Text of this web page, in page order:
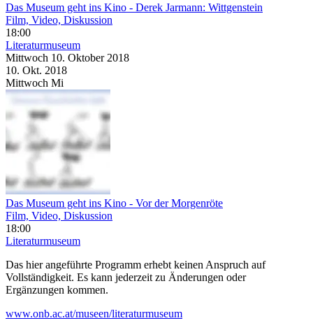
Das Museum geht ins Kino - Derek Jarmann: Wittgenstein
Film, Video, Diskussion
18:00
Literaturmuseum
Mittwoch 10. Oktober 2018
10. Okt. 2018
Mittwoch Mi
Das Museum geht ins Kino - Vor der Morgenröte
Film, Video, Diskussion
18:00
Literaturmuseum
Das hier angeführte Programm erhebt keinen Anspruch auf
Vollständigkeit. Es kann jederzeit zu Änderungen oder
Ergänzungen kommen.
www.onb.ac.at/museen/literaturmuseum